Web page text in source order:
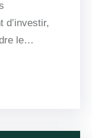
d’investir,
le…